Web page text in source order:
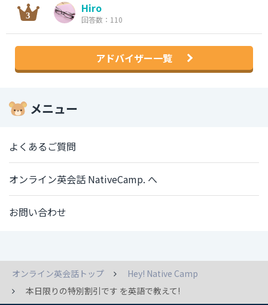
Hiro
回答数：110
アドバイザー一覧
メニュー
よくあるご質問
オンライン英会話 NativeCamp. へ
お問い合わせ
オンライン英会話トップ
Hey! Native Camp
本日限りの特別割引です を英語で教えて!